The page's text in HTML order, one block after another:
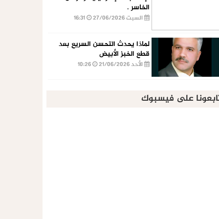
الخاسر .
السبت 27/06/2026
لماذا يحدث التحسن السريع بعد
قطع الخبز الأبيض
الأحد 21/06/2026
على فيسبوك